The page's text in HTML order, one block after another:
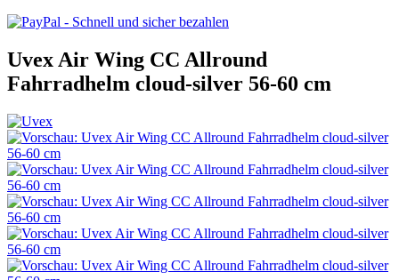
Uvex Air Wing CC Allround
Fahrradhelm cloud-silver 56-60 cm